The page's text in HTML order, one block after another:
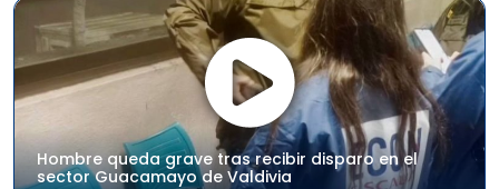
Hombre queda grave tras recibir disparo en el
sector Guacamayo de Valdivia